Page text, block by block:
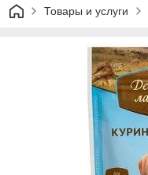
Товары и услуги